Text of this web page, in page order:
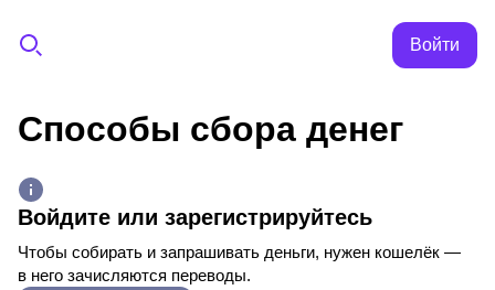
Войти
Способы сбора денег
Войдите или зарегистрируйтесь
Чтобы собирать и запрашивать деньги, нужен кошелёк —
в него зачисляются переводы.